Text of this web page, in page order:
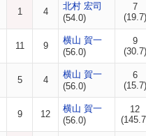
1 4
北村 宏司
(54.0)
7
(19.7)
11 9
横山 賀一
(56.0)
9
(30.7)
5 4
横山 賀一
(56.0)
6
(15.7)
9 12
横山 賀一
(56.0)
12